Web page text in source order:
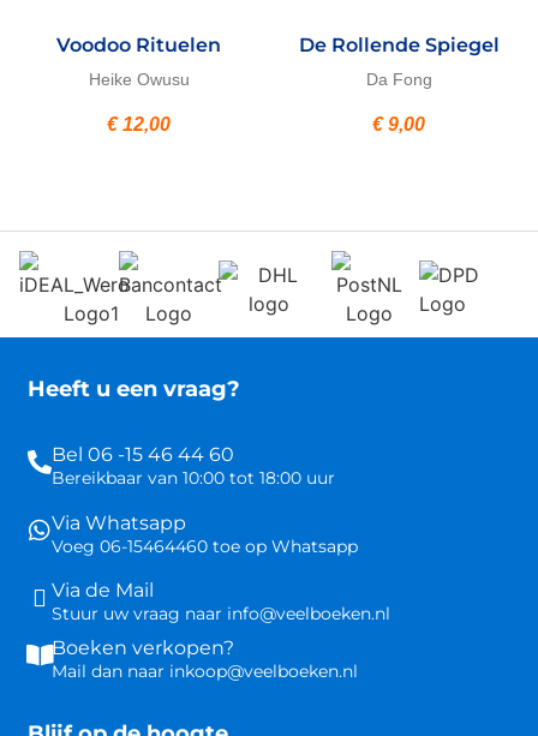
Voodoo Rituelen
Heike Owusu
€12,00
De Rollende Spiegel
Da Fong
€9,00
Heeft u een vraag?
Bel 06 -15 46 44 60
Bereikbaar van 10:00 tot 18:00 uur
Via Whatsapp
Voeg 06-15464460 toe op Whatsapp
Via de Mail
Stuur uw vraag naar info@veelboeken.nl
Boeken verkopen?
Mail dan naar inkoop@veelboeken.nl